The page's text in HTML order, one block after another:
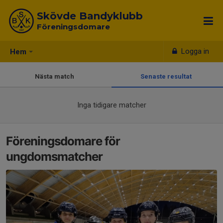
Hem Logga in
Skövde Bandyklubb
Föreningsdomare
Nästa match Senaste resultat
Inga tidigare matcher
Föreningsdomare för
ungdomsmatcher